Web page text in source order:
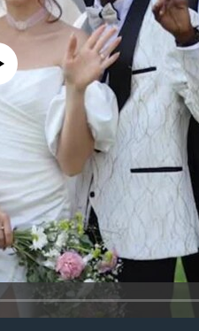
currently available